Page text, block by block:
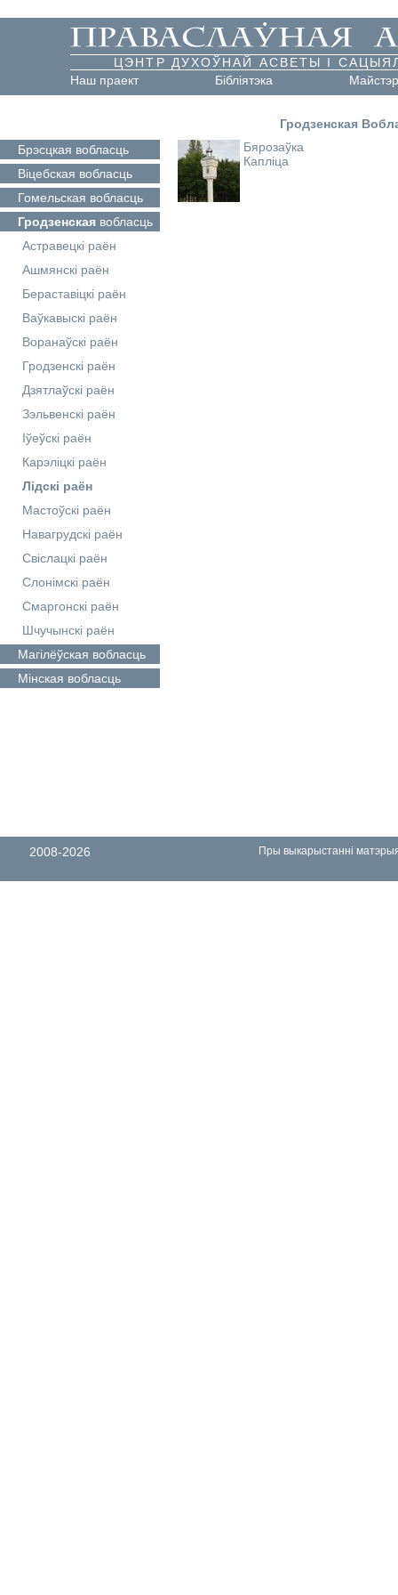
ЦЭНТР ДУХОЎНАЙ АСВЕТЫ І
Наш праект
Бібліятэка
Гродзенская
Брэсцкая вобласць
Віцебская вобласць
Гомельская вобласць
Гродзенская вобласць
Астравецкі раён
Ашмянскі раён
Бераставіцкі раён
Ваўкавыскі раён
Воранаўскі раён
Гродзенскі раён
Дзятлаўскі раён
Зэльвенскі раён
Іўеўскі раён
Карэліцкі раён
Лідскі раён
Мастоўскі раён
Навагрудскі раён
Свіслацкі раён
Слонімскі раён
Смаргонскі раён
Шчучынскі раён
Магілёўская вобласць
Мінская вобласць
Бярозаўка
Капліца
2008-2026 Пры выкарыстанні